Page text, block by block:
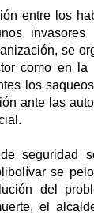
entre los
se
como en
los
ante las
seguridad
se
del
el